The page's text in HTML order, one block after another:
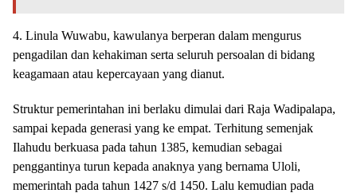
4. Linula Wuwabu, kawulanya berperan dalam mengurus
pengadilan dan kehakiman serta seluruh persoalan di bidang
keagamaan atau kepercayaan yang dianut.
Struktur pemerintahan ini berlaku dimulai dari Raja Wadipalapa,
sampai kepada generasi yang ke empat. Terhitung semenjak
Ilahudu berkuasa pada tahun 1385, kemudian sebagai
penggantinya turun kepada anaknya yang bernama Uloli,
memerintah pada tahun 1427 s/d 1450. Lalu kemudian pada